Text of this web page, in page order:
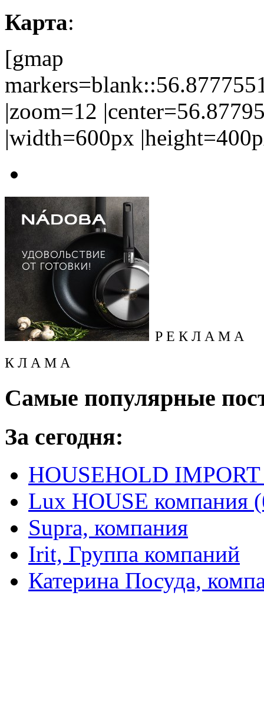
Карта:
[gmap
|zoom=12
|width=600px
Р Е К Л А М А
К Л А М А
Самые популярные
За сегодня:
HOUSEHOLD
Lux HOUSE компания
Supra, компания
Irit, Группа компаний
Катерина Посуда,